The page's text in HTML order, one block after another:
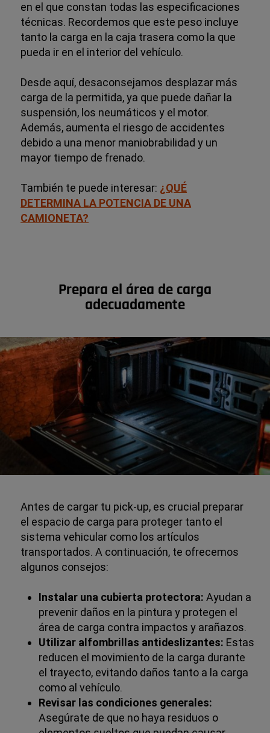
en el que constan todas las especificaciones
técnicas. Recordemos que este peso incluye
tanto la carga en la caja trasera como la que
pueda ir en el interior del vehículo.
Desde aquí, desaconsejamos desplazar más
carga de la permitida, ya que puede dañar la
suspensión, los neumáticos y el motor.
Además, aumenta el riesgo de accidentes
debido a una menor maniobrabilidad y un
mayor tiempo de frenado.
También te puede interesar: ¿QUÉ
DETERMINA LA POTENCIA DE UNA
CAMIONETA?
Prepara el área de carga
adecuadamente
Antes de cargar tu pick-up, es crucial preparar
el espacio de carga para proteger tanto el
sistema vehicular como los artículos
transportados. A continuación, te ofrecemos
algunos consejos:
Instalar una cubierta protectora: Ayudan a
prevenir daños en la pintura y protegen el
área de carga contra impactos y arañazos.
Utilizar alfombrillas antideslizantes: Estas
reducen el movimiento de la carga durante
el trayecto, evitando daños tanto a la carga
como al vehículo.
Revisar las condiciones generales:
Asegúrate de que no haya residuos o